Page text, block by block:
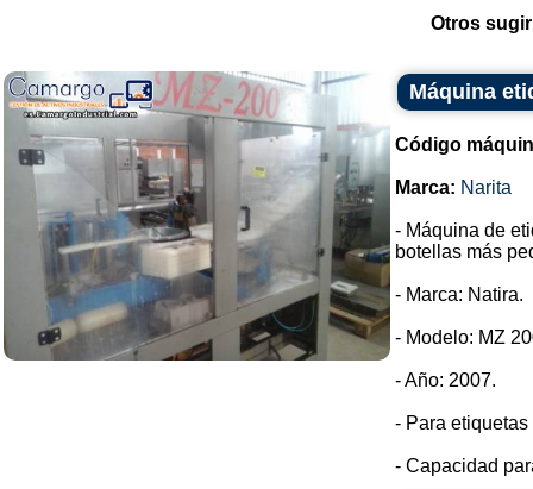
Otros
Máquina
Código
Marca: Narita
- Máquina de
botellas más
- Marca: Natira.
- Modelo: MZ
- Año: 2007.
- Para etiquetas
- Capacidad